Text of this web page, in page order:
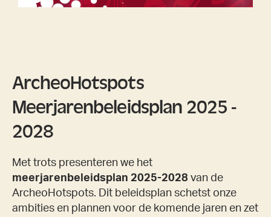
ArcheoHotspots
Meerjarenbeleidsplan 2025 -
2028
Met trots presenteren we het
meerjarenbeleidsplan 2025-2028 van de
ArcheoHotspots. Dit beleidsplan schetst onze
ambities en plannen voor de komende jaren en zet